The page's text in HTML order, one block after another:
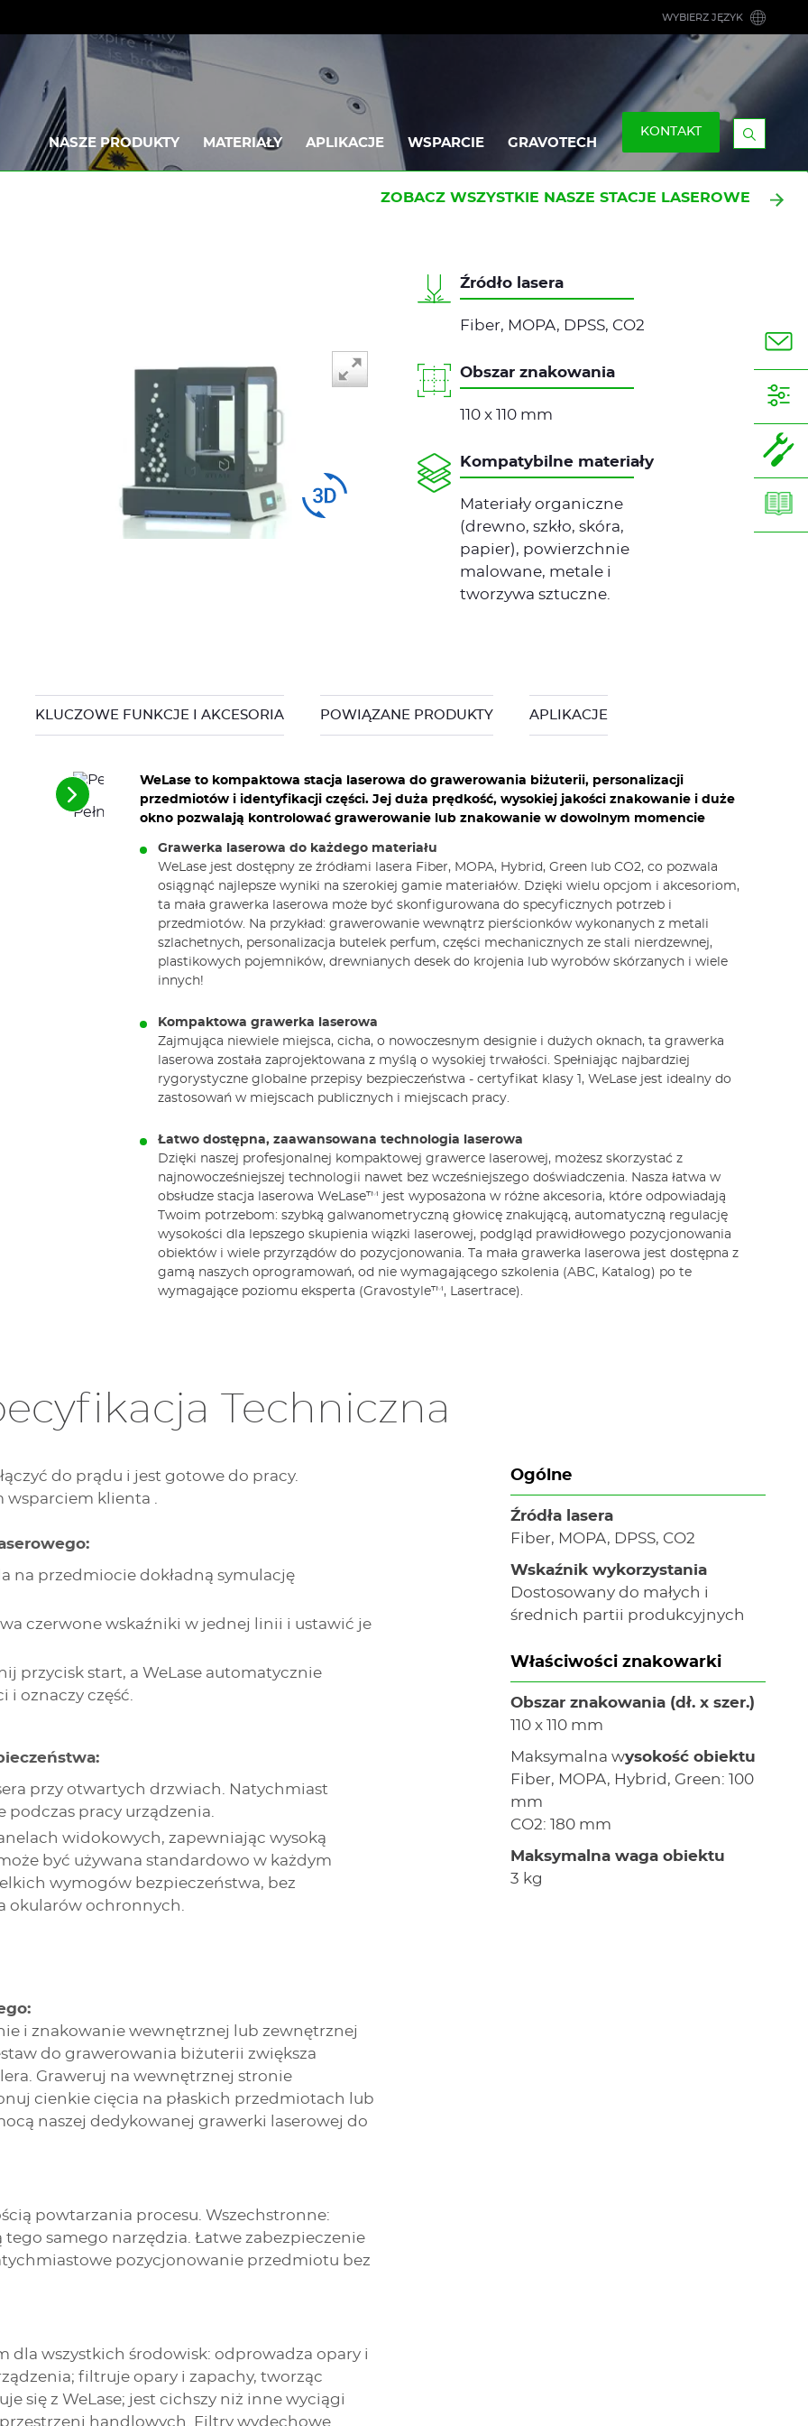
WYBIERZ JĘZYK
NASZE PRODUKTY MATERIAŁY APLIKACJE WSPARCIE GRAVOTECH
KONTAKT
Display
ZOBACZ WSZYSTKIE NASZE STACJE LASEROWE
Drag to
spin
Źródło lasera
Fiber, MOPA, DPSS, CO2
Obszar znakowania
110 x 110 mm
Kompatybilne materiały
Materiały organiczne
(drewno, szkło, skóra,
papier), powierzchnie
malowane, metale i
tworzywa sztuczne.
KLUCZOWE FUNKCJE I AKCESORIA POWIĄZANE PRODUKTY APLIKACJE
Pełna oferta WeLase
See
the
WeLase to kompaktowa stacja laserowa do grawerowania biżuterii, personalizacji
przedmiotów i identyfikacji części. Jej duża prędkość, wysokiej jakości znakowanie i duże
okno pozwalają kontrolować grawerowanie lub znakowanie w dowolnym momencie
Grawerka laserowa do każdego materiału
WeLase jest dostępny ze źródłami lasera Fiber, MOPA, Hybrid, Green lub CO2, co pozwala
osiągnąć najlepsze wyniki na szerokiej gamie materiałów. Dzięki wielu opcjom i akcesoriom,
ta mała grawerka laserowa może być skonfigurowana do specyficznych potrzeb i
przedmiotów. Na przykład: grawerowanie wewnątrz pierścionków wykonanych z metali
szlachetnych, personalizacja butelek perfum, części mechanicznych ze stali nierdzewnej,
plastikowych pojemników, drewnianych desek do krojenia lub wyrobów skórzanych i wiele
innych!
Kompaktowa grawerka laserowa
Zajmująca niewiele miejsca, cicha, o nowoczesnym designie i dużych oknach, ta grawerka
laserowa została zaprojektowana z myślą o wysokiej trwałości. Spełniając najbardziej
rygorystyczne globalne przepisy bezpieczeństwa - certyfikat klasy 1, WeLase jest idealny do
zastosowań w miejscach publicznych i miejscach pracy.
Łatwo dostępna, zaawansowana technologia laserowa
Dzięki naszej profesjonalnej kompaktowej grawerce laserowej, możesz skorzystać z
najnowocześniejszej technologii nawet bez wcześniejszego doświadczenia. Nasza łatwa w
obsłudze stacja laserowa WeLase™ jest wyposażona w różne akcesoria, które odpowiadają
Twoim potrzebom: szybką galwanometryczną głowicę znakującą, automatyczną regulację
wysokości dla lepszego skupienia wiązki laserowej, podgląd prawidłowego pozycjonowania
obiektów i wiele przyrządów do pozycjonowania. Ta mała grawerka laserowa jest dostępna z
gamą naszych oprogramowań, od nie wymagającego szkolenia (ABC, Katalog) po te
wymagające poziomu eksperta (Gravostyle™, Lasertrace).
Techniczna
do prądu i jest gotowe do pracy.
wsparciem klienta .
na przedmiocie dokładną symulację
czerwone wskaźniki w jednej linii i ustawić je
przycisk start, a WeLase automatycznie
i oznaczy część.
przy otwartych drzwiach. Natychmiast
pracy urządzenia.
widokowych, zapewniając wysoką
być używana standardowo w każdym
wymogów bezpieczeństwa, bez
okularów ochronnych.
i znakowanie wewnętrznej lub zewnętrznej
do grawerowania biżuterii zwiększa
Graweruj na wewnętrznej stronie
cienkie cięcia na płaskich przedmiotach lub
naszej dedykowanej grawerki laserowej do
powtarzania procesu. Wszechstronne:
samego narzędzia. Łatwe zabezpieczenie
pozycjonowanie przedmiotu bez
dla wszystkich środowisk: odprowadza opary i
filtruje opary i zapachy, tworząc
się z WeLase; jest cichszy niż inne wyciągi
handlowych. Filtry wydechowe
Ogólne
Źródła lasera
Fiber, MOPA, DPSS, CO2
Wskaźnik wykorzystania
Dostosowany do małych i
średnich partii produkcyjnych
Właściwości znakowarki
Obszar znakowania (dł. x szer.)
110 x 110 mm
Maksymalna wysokość obiektu
Fiber, MOPA, Hybrid, Green: 100
mm
CO2: 180 mm
Maksymalna waga obiektu
3 kg